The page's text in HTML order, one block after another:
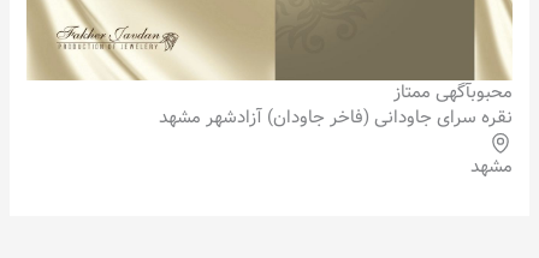
محبوبآگهی ممتاز
نقره سرای جاودانی (فاخر جاودان) آزادشهر مشهد
مشهد